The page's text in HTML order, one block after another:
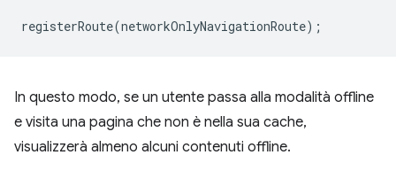
registerRoute(networkOnlyNavigationRoute);
In questo modo, se un utente passa alla modalità offline
e visita una pagina che non è nella sua cache,
visualizzerà almeno alcuni contenuti offline.